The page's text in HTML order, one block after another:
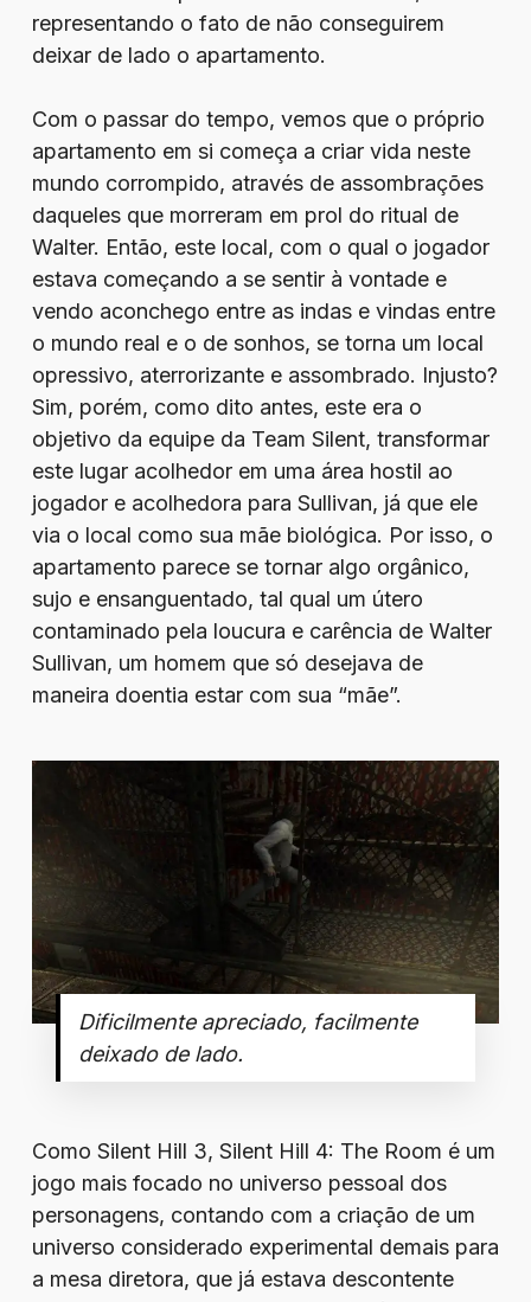
representando o fato de não conseguirem
deixar de lado o apartamento.
Com o passar do tempo, vemos que o próprio
apartamento em si começa a criar vida neste
mundo corrompido, através de assombrações
daqueles que morreram em prol do ritual de
Walter. Então, este local, com o qual o jogador
estava começando a se sentir à vontade e
vendo aconchego entre as indas e vindas entre
o mundo real e o de sonhos, se torna um local
opressivo, aterrorizante e assombrado. Injusto?
Sim, porém, como dito antes, este era o
objetivo da equipe da Team Silent, transformar
este lugar acolhedor em uma área hostil ao
jogador e acolhedora para Sullivan, já que ele
via o local como sua mãe biológica. Por isso, o
apartamento parece se tornar algo orgânico,
sujo e ensanguentado, tal qual um útero
contaminado pela loucura e carência de Walter
Sullivan, um homem que só desejava de
maneira doentia estar com sua “mãe”.
Dificilmente apreciado, facilmente
deixado de lado.
Como Silent Hill 3, Silent Hill 4: The Room é um
jogo mais focado no universo pessoal dos
personagens, contando com a criação de um
universo considerado experimental demais para
a mesa diretora, que já estava descontente